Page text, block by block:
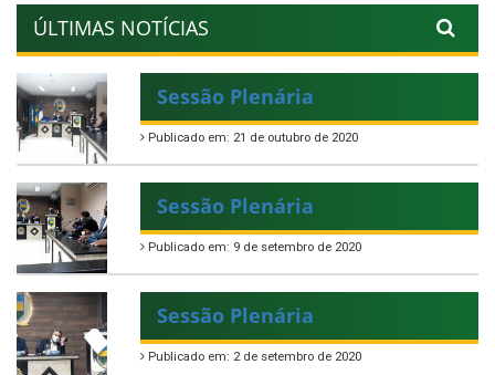
ÚLTIMAS NOTÍCIAS
Sessão Plenária
Publicado em: 21 de outubro de 2020
Sessão Plenária
Publicado em: 9 de setembro de 2020
Sessão Plenária
Publicado em: 2 de setembro de 2020